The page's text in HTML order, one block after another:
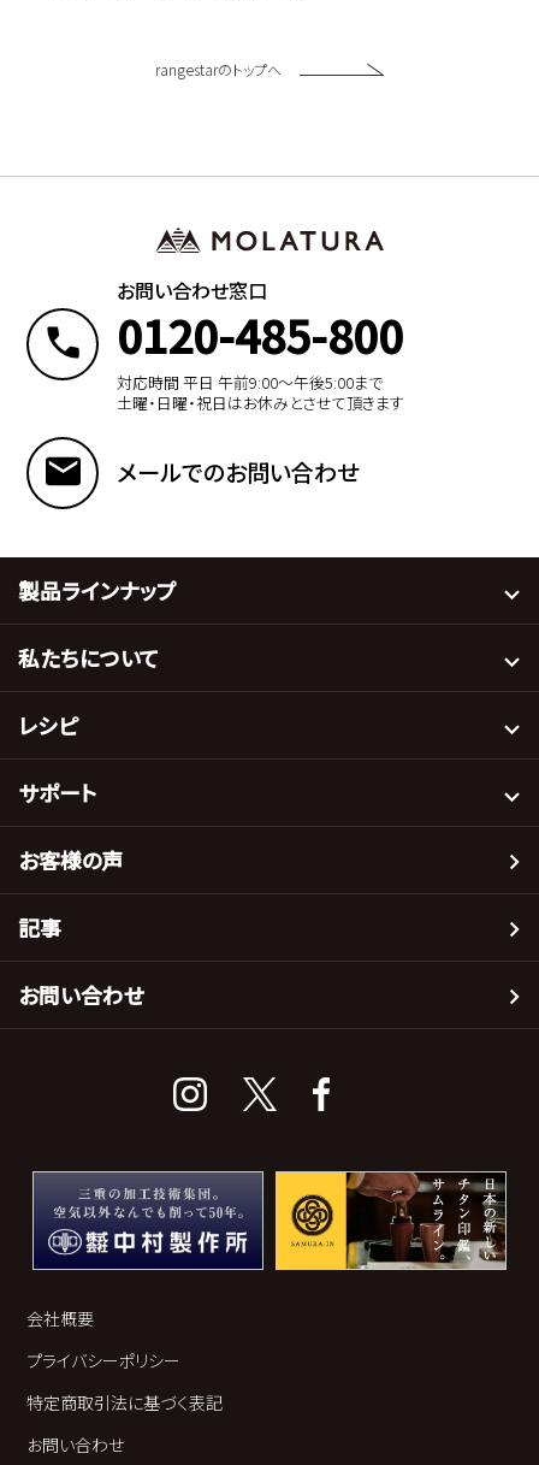
rangestarのトップへ
お問い合わせ窓口
0120-485-800
対応時間 平日 午前9:00〜午後5:00まで
土曜・日曜・祝日はお休みとさせて頂きます
メールでのお問い合わせ
製品ラインナップ
私たちについて
レシピ
サポート
お客様の声
記事
お問い合わせ
会社概要
プライバシーポリシー
特定商取引法に基づく表記
お問い合わせ